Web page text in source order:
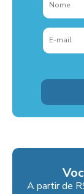
A partir de